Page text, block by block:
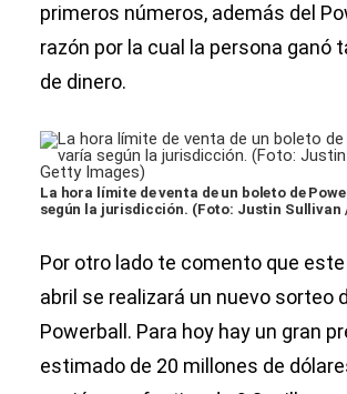
primeros números, además del
razón por la cual la persona ganó
de dinero.
La hora límite de venta de un boleto de
según la jurisdicción. (Foto: Justin Sullivan
Por otro lado te comento que
abril se realizará un nuevo sorteo
Powerball. Para hoy hay un gran
estimado de 20 millones de